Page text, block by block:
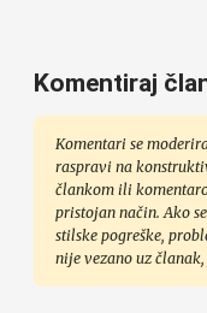
Komentiraj
Komentari se
raspravi na
člankom ili
pristojan način. Ako
stilske pogreške,
nije vezano uz članak,